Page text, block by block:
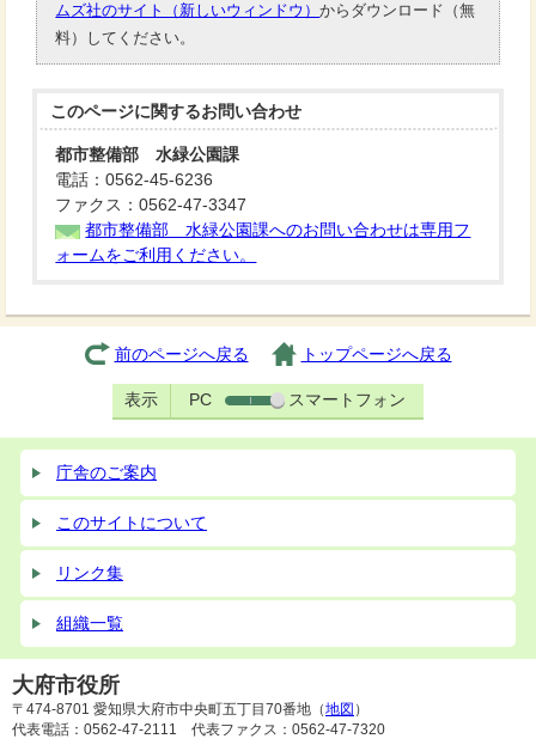
ムズ社のサイト（新しいウィンドウ）からダウンロード（無
料）してください。
このページに関するお問い合わせ
都市整備部 水緑公園課
電話：0562-45-6236
ファクス：0562-47-3347
都市整備部 水緑公園課へのお問い合わせは専用フ
ォームをご利用ください。
前のページへ戻る トップページへ戻る
表示 PC スマートフォン
庁舎のご案内
このサイトについて
リンク集
組織一覧
大府市役所
〒474-8701 愛知県大府市中央町五丁目70番地（地図 ）
代表電話：0562-47-2111 代表ファクス：0562-47-7320